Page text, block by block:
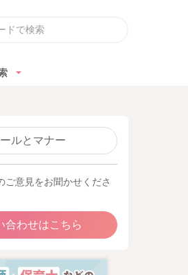
ルとマナー
ご意見をお聞かせくださ
合わせはこちら